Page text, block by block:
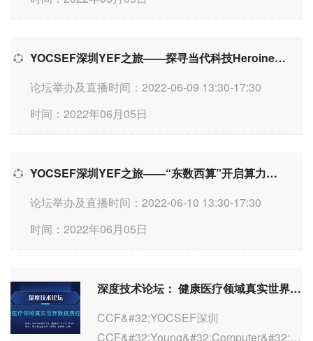
YOCSEF深圳YEF之旅——探寻当代科技Heroine（女性英雄）的成长模型
论坛举办及直播时间：2022-06-09 13:30-17:30
时间：2022年06月05日
YOCSEF深圳YEF之旅——“东数西算”开启算力产业的新纪元
论坛举办及直播时间：2022-06-10 13:30-17:30
时间：2022年06月05日
深度技术论坛： 健康医疗领域真实世界数据质控之路
CCF&#32;YOCSEF深圳